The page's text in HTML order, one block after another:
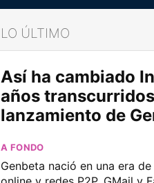
LO ÚLTIMO
Así ha cambiado
años
lanzamiento de
A FONDO
Genbeta nació en una era